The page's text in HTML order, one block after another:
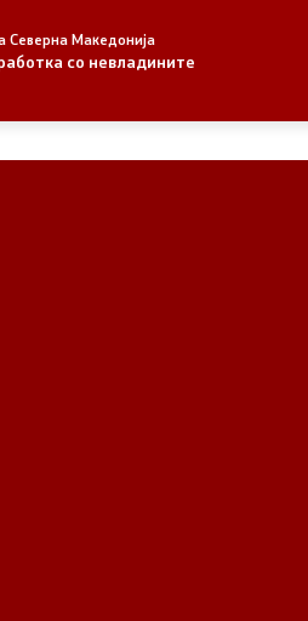
Северна Македонија
со невладините
Дијалог меѓу